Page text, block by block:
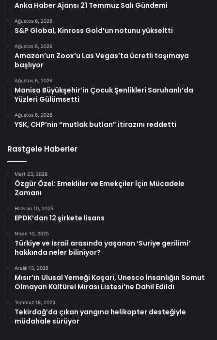
Anka Haber Ajansı 21 Temmuz Salı Gündemi
Ağustos 6, 2026
S&P Global, Kinross Gold’un notunu yükseltti
Ağustos 6, 2026
Amazon’un Zoox’u Las Vegas’ta ücretli taşımaya
başlıyor
Ağustos 6, 2026
Manisa Büyükşehir’in Çocuk Şenlikleri Saruhanlı’da
Yüzleri Gülümsetti
Ağustos 6, 2026
YSK, CHP’nin “mutlak butlan” itirazını reddetti
Rastgele Haberler
Mart 23, 2026
Özgür Özel: Emekliler ve Emekçiler İçin Mücadele
Zamanı
Haziran 10, 2025
EPDK’dan 12 şirkete lisans
Nisan 10, 2025
Türkiye ve İsrail arasında yaşanan ‘Suriye gerilimi’
hakkında neler biliniyor?
Aralık 13, 2025
Mısır’ın Ulusal Yemeği Koşari, Unesco İnsanlığın Somut
Olmayan Kültürel Mirası Listesi’ne Dahil Edildi
Temmuz 18, 2023
Tekirdağ’da çıkan yangına helikopter desteğiyle
müdahale sürüyor